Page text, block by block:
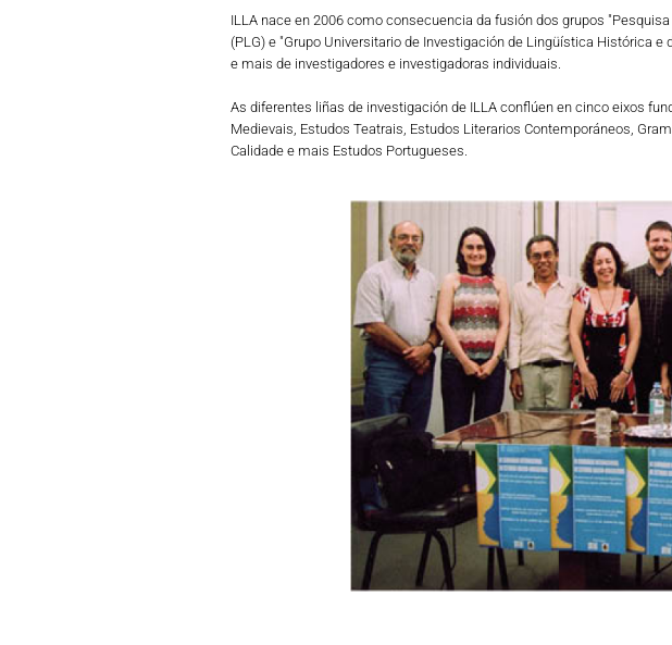
ILLA nace en 2006 como consecuencia da fusión dos grupos
(PLG) e "Grupo Universitario de Investigación de Lingüística Histórica e
e mais de investigadores e investigadoras individuais.
As diferentes liñas de investigación de ILLA conflúen en cinco eixos
Medievais, Estudos Teatrais, Estudos Literarios Contemporáneos,
Calidade e mais Estudos Portugueses.